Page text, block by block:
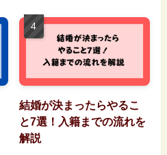
結婚が決まったらやるこ
と7選！入籍までの流れを
解説